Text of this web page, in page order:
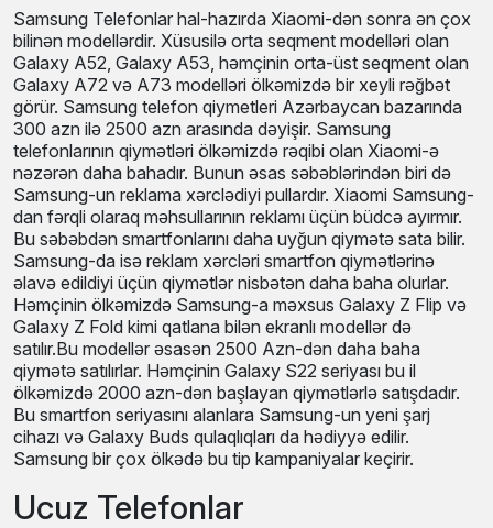
Samsung Telefonlar
Samsung Telefonlar hal-hazırda Xiaomi-dən sonra ən çox
bilinən modellərdir. Xüsusilə orta seqment modelləri olan
Galaxy A52, Galaxy A53, həmçinin orta-üst seqment olan
Galaxy A72 və A73 modelləri ölkəmizdə bir xeyli rəğbət
görür. Samsung telefon qiymetleri Azərbaycan bazarında
300 azn ilə 2500 azn arasında dəyişir. Samsung
telefonlarının qiymətləri ölkəmizdə rəqibi olan Xiaomi-ə
nəzərən daha bahadır. Bunun əsas səbəblərindən biri də
Samsung-un reklama xərclədiyi pullardır. Xiaomi Samsung-
dan fərqli olaraq məhsullarının reklamı üçün büdcə ayırmır.
Bu səbəbdən smartfonlarını daha uyğun qiymətə sata bilir.
Samsung-da isə reklam xərcləri smartfon qiymətlərinə
əlavə edildiyi üçün qiymətlər nisbətən daha baha olurlar.
Həmçinin ölkəmizdə Samsung-a məxsus Galaxy Z Flip və
Galaxy Z Fold kimi qatlana bilən ekranlı modellər də
satılır.Bu modellər əsasən 2500 Azn-dən daha baha
qiymətə satılırlar. Həmçinin Galaxy S22 seriyası bu il
ölkəmizdə 2000 azn-dən başlayan qiymətlərlə satışdadır.
Bu smartfon seriyasını alanlara Samsung-un yeni şarj
cihazı və Galaxy Buds qulaqlıqları da hədiyyə edilir.
Samsung bir çox ölkədə bu tip kampaniyalar keçirir.